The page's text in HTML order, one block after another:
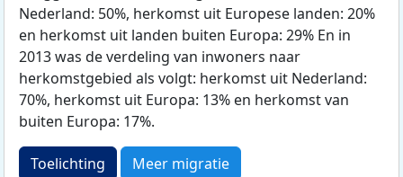
Nederland: 50%, herkomst uit Europese landen: 20%
en herkomst uit landen buiten Europa: 29% En in
2013 was de verdeling van inwoners naar
herkomstgebied als volgt: herkomst uit Nederland:
70%, herkomst uit Europa: 13% en herkomst van
buiten Europa: 17%.
Toelichting Meer migratie